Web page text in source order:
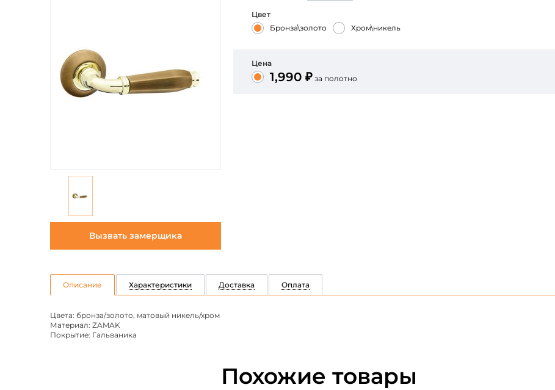
Вызвать замерщика
Цвет
Бронза\золото
Хром\никель
Цена
1,990 ₽ за полотно
Описание Характеристики Доставка Оплата
Цвета: бронза/золото, матовый никель/хром
Материал: ZAMAK
Покрытие: Гальваника
Похожие товары